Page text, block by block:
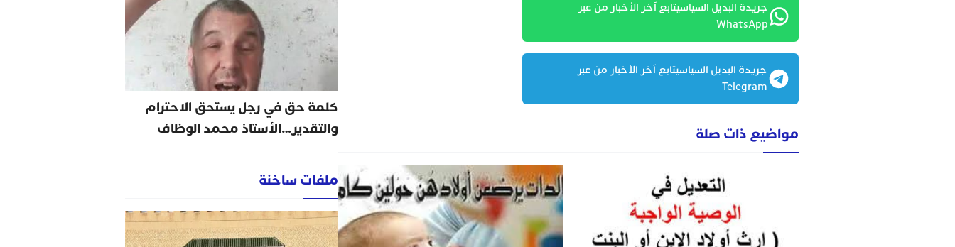
جريدة البديل السياسيتابع آخر الأخبار من عبر
WhatsApp
جريدة البديل السياسيتابع آخر الأخبار من عبر
Telegram
مواضيع ذات صلة
كلمة حق في رجل يستحق الاحترام
والتقدير…الأستاذ محمد الوظاف
ملفات ساخنة